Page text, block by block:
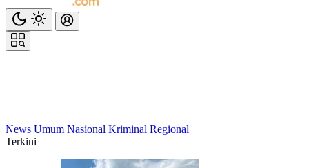
News Umum Nasional Kriminal Regional
Terkini